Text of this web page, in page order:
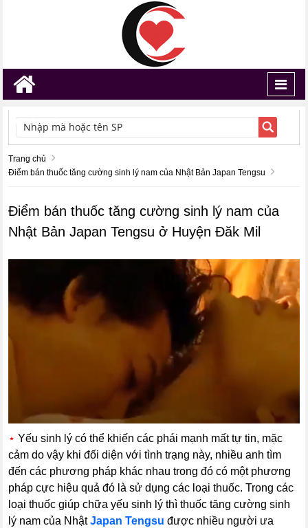
TÌM KIẾM
Trang chủ
Điểm bán thuốc tăng cường sinh lý nam của Nhật Bản Japan Tengsu
Điểm bán thuốc tăng cường sinh lý nam của
Nhật Bản Japan Tengsu ở Huyện Đăk Mil
⋆Yếu sinh lý có thể khiến các phái mạnh mất tự tin, mặc
cảm do vậy khi đối diện với tình trạng này, nhiều anh tìm
đến các phương pháp khác nhau trong đó có một phương
pháp cực hiệu quả đó là sử dụng các loại thuốc. Trong các
loại thuốc giúp chữa yếu sinh lý thì thuốc tăng cường sinh
lý nam của NhậtJapan Tengsu được nhiều người ưa